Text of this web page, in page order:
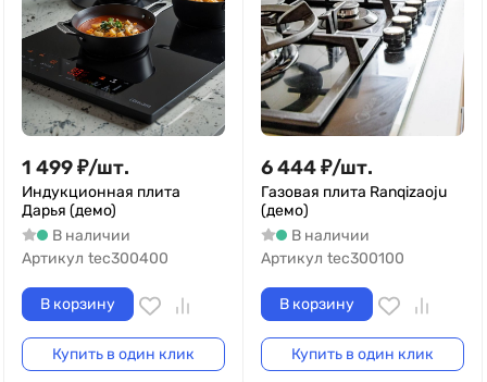
1 499₽/шт.
Индукционная плита
Дарья (демо)
В наличии
Артикул tec300400
В корзину
Купить в один клик
6 444₽/шт.
Газовая плита Ranqizaoju
(демо)
В наличии
Артикул tec300100
В корзину
Купить в один клик